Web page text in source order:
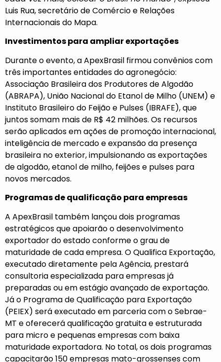
Luis Rua, secretário de Comércio e Relações
Internacionais do Mapa.
Investimentos para ampliar exportações
Durante o evento, a ApexBrasil firmou convênios com
três importantes entidades do agronegócio:
Associação Brasileira dos Produtores de Algodão
(ABRAPA), União Nacional do Etanol de Milho (UNEM) e
Instituto Brasileiro do Feijão e Pulses (IBRAFE), que
juntos somam mais de R$ 42 milhões. Os recursos
serão aplicados em ações de promoção internacional,
inteligência de mercado e expansão da presença
brasileira no exterior, impulsionando as exportações
de algodão, etanol de milho, feijões e pulses para
novos mercados.
Programas de qualificação para empresas
A ApexBrasil também lançou dois programas
estratégicos que apoiarão o desenvolvimento
exportador do estado conforme o grau de
maturidade de cada empresa. O Qualifica Exportação,
executado diretamente pela Agência, prestará
consultoria especializada para empresas já
preparadas ou em estágio avançado de exportação.
Já o Programa de Qualificação para Exportação
(PEIEX) será executado em parceria com o Sebrae-
MT e oferecerá qualificação gratuita e estruturada
para micro e pequenas empresas com baixa
maturidade exportadora. No total, os dois programas
capacitarão 150 empresas mato-grossenses com